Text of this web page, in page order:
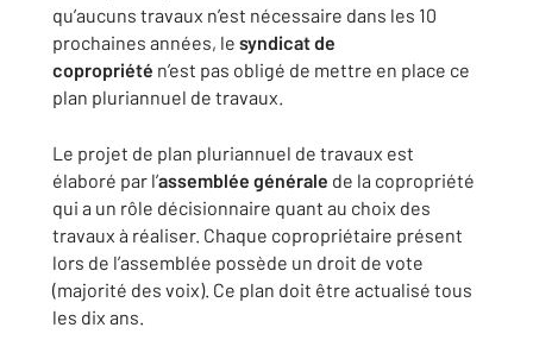
qu’aucuns travaux n’est nécessaire dans les 10
prochaines années, le syndicat de
copropriété n’est pas obligé de mettre en place ce
plan pluriannuel de travaux.
Le projet de plan pluriannuel de travaux est
élaboré par l’assemblée générale de la copropriété
qui a un rôle décisionnaire quant au choix des
travaux à réaliser. Chaque copropriétaire présent
lors de l’assemblée possède un droit de vote
(majorité des voix). Ce plan doit être actualisé tous
les dix ans.